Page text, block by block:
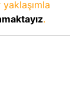
yaklaşımla
.